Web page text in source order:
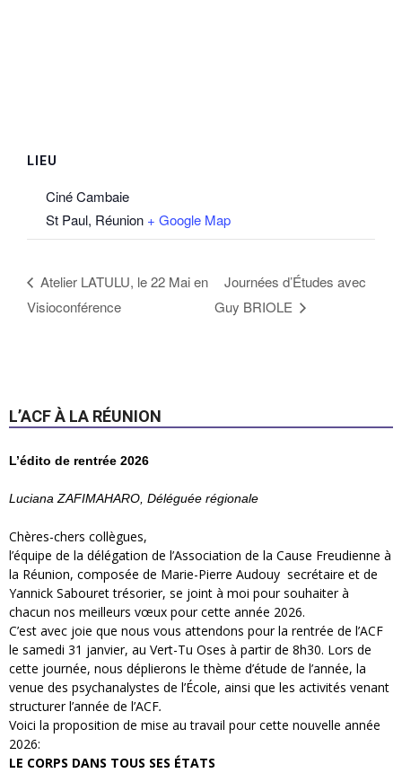
LIEU
Ciné Cambaie
St Paul, Réunion + Google Map
Atelier LATULU, le 22 Mai en
Visioconférence
Journées d’Études avec
Guy BRIOLE
L’ACF À LA RÉUNION
L’édito de rentrée 2026
Luciana ZAFIMAHARO, Déléguée régionale
Chères-chers collègues,
l’équipe de la délégation de l’Association de la Cause Freudienne à
la Réunion, composée de Marie-Pierre Audouy secrétaire et de
Yannick Sabouret trésorier, se joint à moi pour souhaiter à
chacun nos meilleurs vœux pour cette année 2026.
C’est avec joie que nous vous attendons pour la rentrée de l’ACF
le samedi 31 janvier, au Vert-Tu Oses à partir de 8h30. Lors de
cette journée, nous déplierons le thème d’étude de l’année, la
venue des psychanalystes de l’École, ainsi que les activités venant
structurer l’année de l’ACF.
Voici la proposition de mise au travail pour cette nouvelle année
2026:
LE CORPS DANS TOUS SES ÉTATS